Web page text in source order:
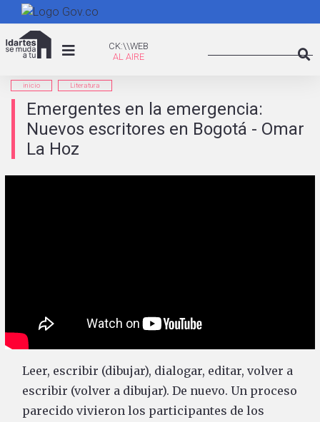
al
CK:\WEB
CK:\\WEB
inicio Literatura
Emergentes en la emergencia:
Nuevos escritores en Bogotá - Omar
La Hoz
Leer, escribir (dibujar), dialogar, editar, volver a
escribir (volver a dibujar). De nuevo. Un proceso
parecido vivieron los participantes de los